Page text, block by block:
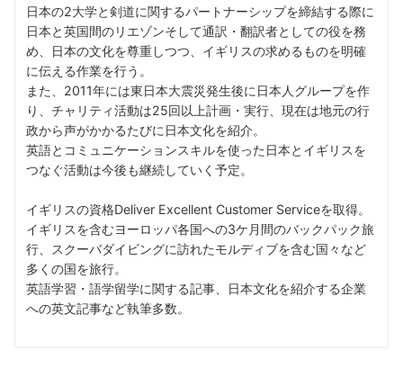
日本の2大学と剣道に関するパートナーシップを締結する際に
日本と英国間のリエゾンそして通訳・翻訳者としての役を務
め、日本の文化を尊重しつつ、イギリスの求めるものを明確
に伝える作業を行う。
また、2011年には東日本大震災発生後に日本人グループを作
り、チャリティ活動は25回以上計画・実行、現在は地元の行
政から声がかかるたびに日本文化を紹介。
英語とコミュニケーションスキルを使った日本とイギリスを
つなぐ活動は今後も継続していく予定。
イギリスの資格Deliver Excellent Customer Serviceを取得。
イギリスを含むヨーロッパ各国への3ケ月間のバックパック旅
行、スクーバダイビングに訪れたモルディブを含む国々など
多くの国を旅行。
英語学習・語学留学に関する記事、日本文化を紹介する企業
への英文記事など執筆多数。